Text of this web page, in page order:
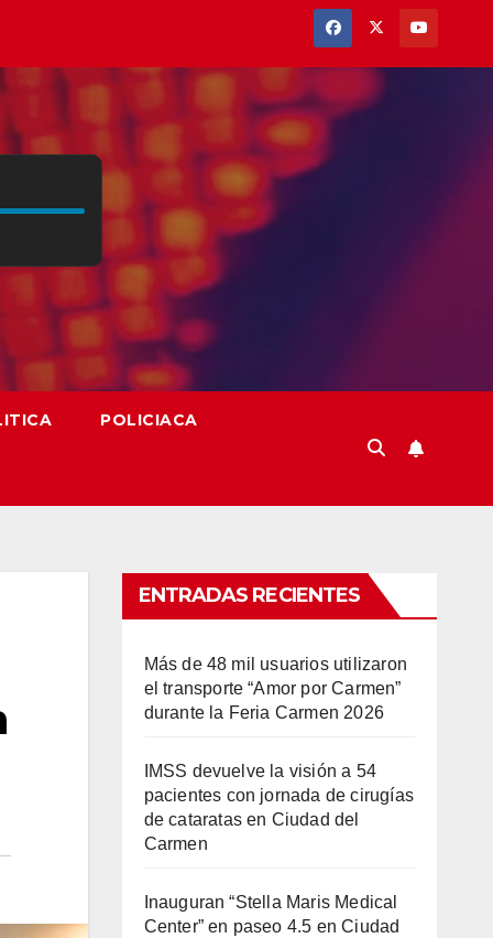
POLICIACA
ENTRADAS RECIENTES
Más de 48 mil usuarios utilizaron
el transporte “Amor por Carmen”
durante la Feria Carmen 2026
IMSS devuelve la visión a 54
pacientes con jornada de cirugías
de cataratas en Ciudad del
Carmen
Inauguran “Stella Maris Medical
Center” en paseo 4.5 en Ciudad